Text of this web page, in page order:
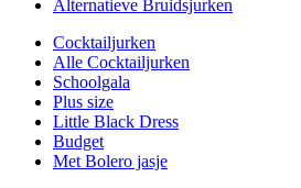
Alternatieve Bruidsjurken
Cocktailjurken
Alle Cocktailjurken
Schoolgala
Plus size
Little Black Dress
Budget
Met Bolero jasje